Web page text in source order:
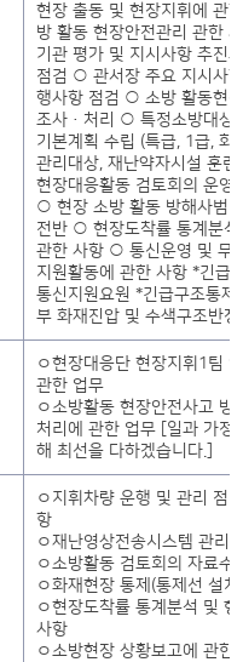
현장 출동 및 현장지휘에 관
방 활동 현장안전관리 관한
기관 평가 및 지시사항 추진
점검 ○ 관서장 주요 지시사
행사항 점검 ○ 소방 활동현
조사·처리 ○ 특정소방대상
기본계획 수립 (특급, 1급, 화
관리대상, 재난약자시설 훈
현장대응활동 검토회의 운영
○ 현장 소방 활동 방해사범
전반 ○ 현장도착률 통계분석
관한 사항 ○ 통신운영 및 무
지원활동에 관한 사항 *긴급
통신지원요원 *긴급구조통제
부 화재진압 및 수색구조반장
ㅇ현장대응단 현장지휘1팀
관한 업무
ㅇ소방활동 현장안전사고 방
처리에 관한 업무 [일과 가정
해 최선을 다하겠습니다.]
ㅇ지휘차량 운행 및 관리 점
항
ㅇ재난영상전송시스템 관리
ㅇ소방활동 검토회의 자료수
ㅇ화재현장 통제(통제선 설
ㅇ현장도착률 통계분석 및
사항
ㅇ소방현장 상황보고에 관한